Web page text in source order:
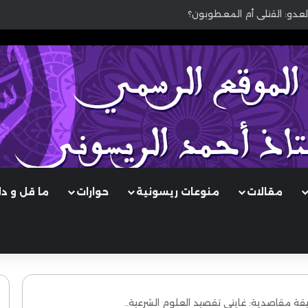
القتلى أم المعطوبون؟
مقالات منوعات ريسونية حوارات ما قل و
مقاصدية: غايتي تقصيد العلوم الشرعية..